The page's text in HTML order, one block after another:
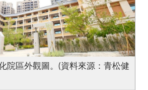
院區外觀圖。(資料來源：青松健